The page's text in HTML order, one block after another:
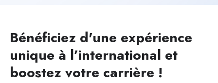
Bénéficiez d'une expérience
unique à l’international et
boostez votre carrière !